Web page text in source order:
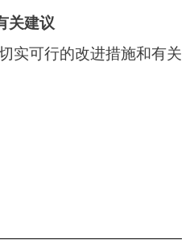
关建议
实可行的改进措施和有关